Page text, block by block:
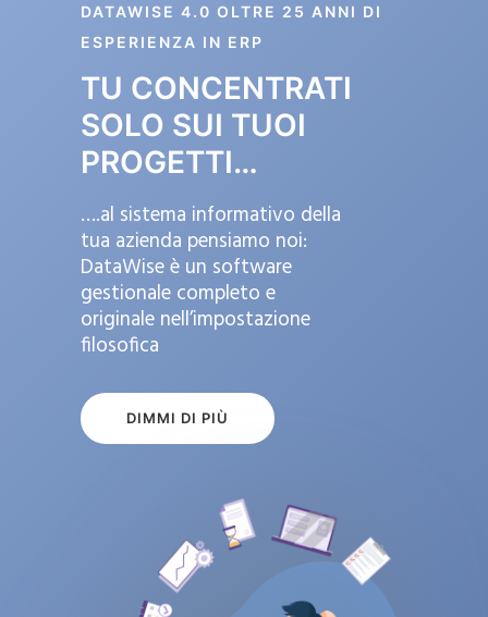
DATAWISE 4.0 OLTRE 25 ANNI DI
ESPERIENZA IN ERP
TU CONCENTRATI
SOLO SUI TUOI
PROGETTI…
….al sistema informativo della
tua azienda pensiamo noi:
DataWise è un software
gestionale completo e
originale nell’impostazione
filosofica
DIMMI DI PIÙ